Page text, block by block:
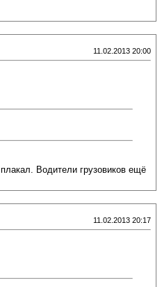
11.02.2013 20:00
Водители грузовиков ещё
11.02.2013 20:17